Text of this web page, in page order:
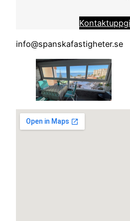
info@spanskafastigheter.se